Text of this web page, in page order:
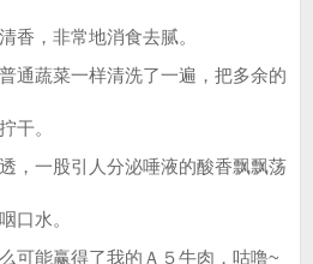
香，非常地消食去腻。
蔬菜一样清洗了一遍，把多余的
干。
一股引人分泌唾液的酸香飘飘荡
口水。
能赢得了我的Ａ５牛肉，咕噜~